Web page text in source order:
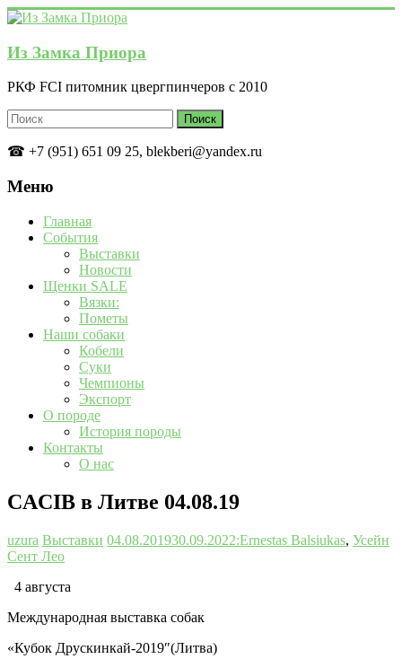
Перейти
содержимому
Из Замка Приора
РКФ FCI питомник цвергпинчеров с 2010
☎ +7 (951) 651 09 25, blekberi@yandex.ru
Меню
Главная
События
Выставки
Новости
Щенки SALE
Вязки:
Пометы
Наши собаки
Кобели
Суки
Чемпионы
Экспорт
О породе
История породы
Контакты
О нас
CACIB в Литве 04.08.19
uzura Выставки 04.08.201930.09.2022:Ernestas Balsiukas, Усейн
Сент Лео
4 августа
Международная выставка собак
«Кубок Друскинкай-2019″(Литва)